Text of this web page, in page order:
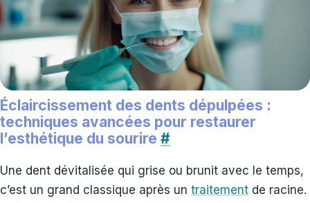
Éclaircissement des dents dépulpées :
techniques avancées pour restaurer
l’esthétique du sourire #
Une dent dévitalisée qui grise ou brunit avec le temps,
c’est un grand classique après un traitement de racine.